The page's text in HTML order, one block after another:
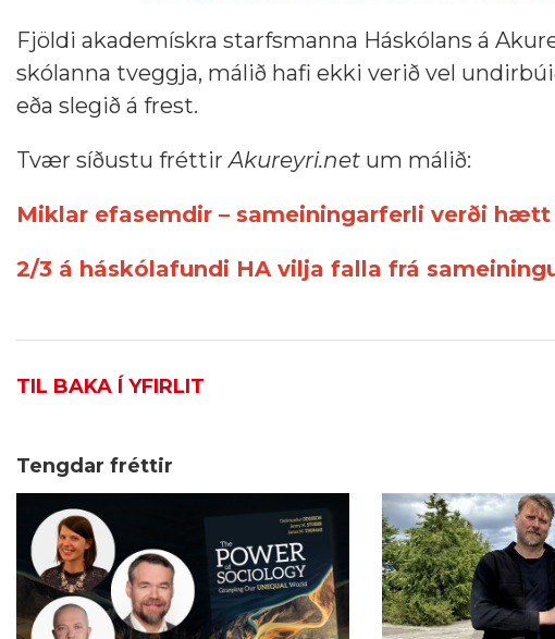
Fjöldi akademískra starfsmanna Háskólans á
skólanna tveggja, málið hafi ekki verið vel
eða slegið á frest.
Tvær síðustu fréttirAkureyri.net um málið:
Miklar efasemdir – sameiningarferli verði
2/3 á háskólafundi HA vilja falla frá
TIL BAKA Í YFIRLIT
Tengdar fréttir